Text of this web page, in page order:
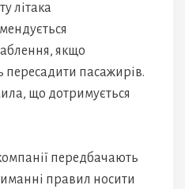
літака
якщо
пересадити пасажирів.
що дотримується
передбачають
правил носити